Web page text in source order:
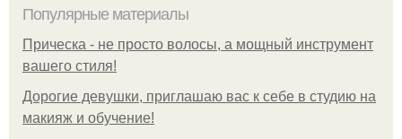
Популярные материалы
Прическа - не просто волосы, а мощный инструмент
вашего стиля!
Дорогие девушки, приглашаю вас к себе в студию на
макияж и обучение!